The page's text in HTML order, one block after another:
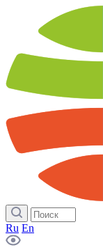
Ru En